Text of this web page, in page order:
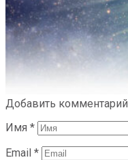
Добавить комментарий
Имя *
Email *